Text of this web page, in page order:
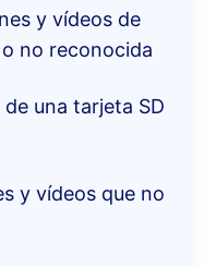
y vídeos de
no reconocida
una tarjeta SD
y vídeos que no